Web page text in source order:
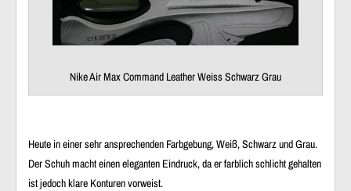
Nike Air Max Command Leather Weiss Schwarz Grau
Heute in einer sehr ansprechenden Farbgebung, Weiß, Schwarz und Grau.
Der Schuh macht einen eleganten Eindruck, da er farblich schlicht gehalten
ist jedoch klare Konturen vorweist.